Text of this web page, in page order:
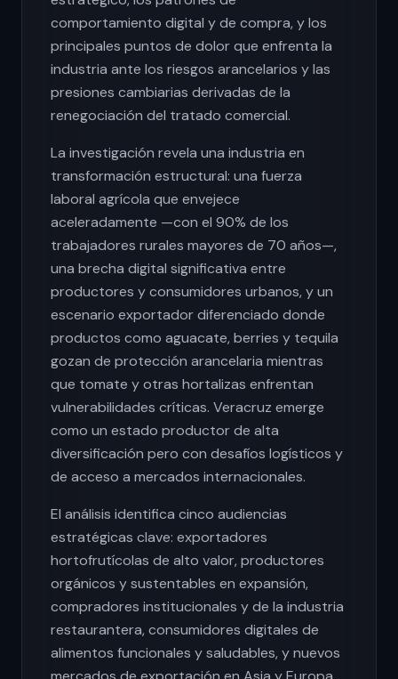
comportamiento digital y de compra, y los
principales puntos de dolor que enfrenta la
industria ante los riesgos arancelarios y las
presiones cambiarias derivadas de la
renegociación del tratado comercial.
La investigación revela una industria en
transformación estructural: una fuerza
laboral agrícola que envejece
aceleradamente —con el 90% de los
trabajadores rurales mayores de 70 años—,
una brecha digital significativa entre
productores y consumidores urbanos, y un
escenario exportador diferenciado donde
productos como aguacate, berries y tequila
gozan de protección arancelaria mientras
que tomate y otras hortalizas enfrentan
vulnerabilidades críticas. Veracruz emerge
como un estado productor de alta
diversificación pero con desafíos logísticos y
de acceso a mercados internacionales.
El análisis identifica cinco audiencias
estratégicas clave: exportadores
hortofrutícolas de alto valor, productores
orgánicos y sustentables en expansión,
compradores institucionales y de la industria
restaurantera, consumidores digitales de
alimentos funcionales y saludables, y nuevos